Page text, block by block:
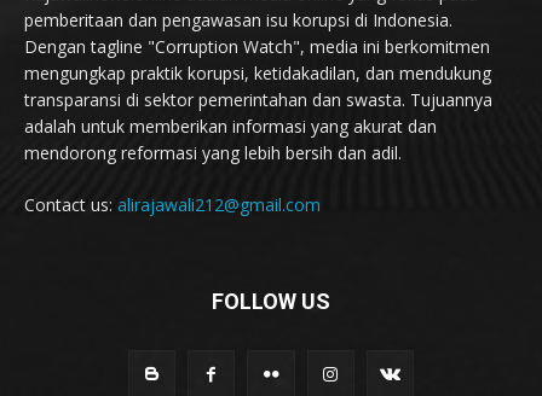
pemberitaan dan pengawasan isu korupsi di Indonesia.
Dengan tagline "Corruption Watch", media ini berkomitmen
mengungkap praktik korupsi, ketidakadilan, dan mendukung
transparansi di sektor pemerintahan dan swasta. Tujuannya
adalah untuk memberikan informasi yang akurat dan
mendorong reformasi yang lebih bersih dan adil.
Contact us: alirajawali212@gmail.com
FOLLOW US